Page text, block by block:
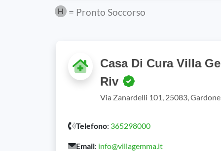
= Pronto Soccorso
Casa Di Cura Villa
Riv
Via Zanardelli 101, 25083,
Telefono: 365298000
Email: info@villagemma.it